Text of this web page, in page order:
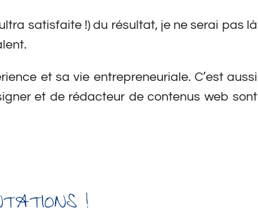
satisfaite !) du résultat, je ne serai pas là
et sa vie entrepreneuriale. C’est aussi
et de rédacteur de contenus web sont
!